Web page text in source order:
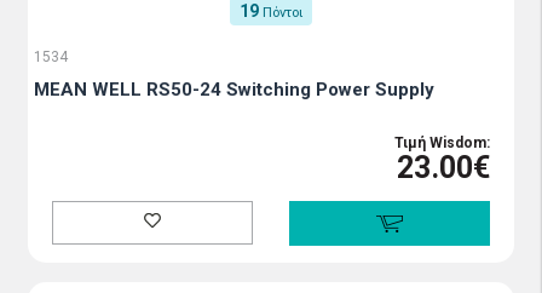
19 Πόντοι
1534
MEAN WELL RS50-24 Switching Power Supply
Τιμή Wisdom:
23.00€